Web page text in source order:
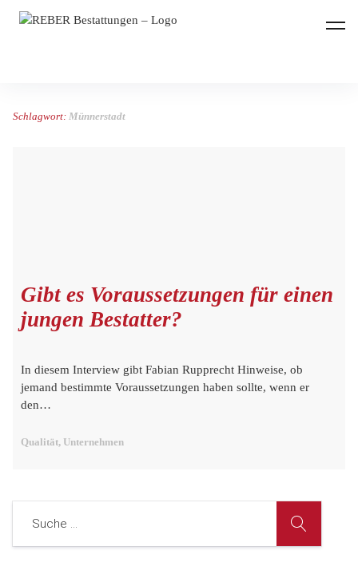
REBER Bestattungen
Schlagwort: Münnerstadt
Gibt es Voraussetzungen für einen
jungen Bestatter?
In diesem Interview gibt Fabian Rupprecht Hinweise, ob
jemand bestimmte Voraussetzungen haben sollte, wenn er
den…
Qualität, Unternehmen